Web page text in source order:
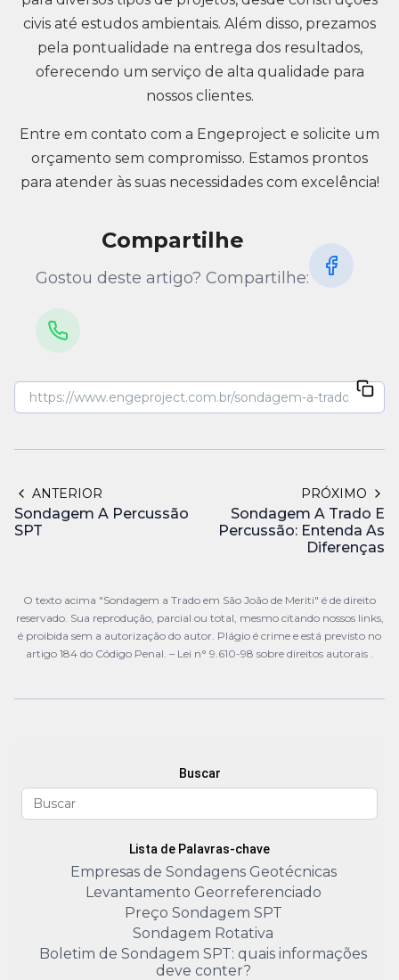
civis até estudos ambientais. Além disso, prezamos
pela pontualidade na entrega dos resultados,
oferecendo um serviço de alta qualidade para
nossos clientes.
Entre em contato com a Engeproject e solicite um
orçamento sem compromisso. Estamos prontos
para atender às suas necessidades com excelência!
Compartilhe
Gostou deste artigo? Compartilhe:
ANTERIOR
Sondagem A Percussão
SPT
PRÓXIMO
Sondagem A Trado E
Percussão: Entenda As
Diferenças
O texto acima "Sondagem a Trado em São João de Meriti" é de direito
reservado. Sua reprodução, parcial ou total, mesmo citando nossos links,
é proibida sem a autorização do autor. Plágio é crime e está previsto no
artigo 184 do Código Penal. – Lei n° 9.610-98 sobre direitos autorais .
Buscar
Lista de Palavras-chave
Empresas de Sondagens Geotécnicas
Levantamento Georreferenciado
Preço Sondagem SPT
Sondagem Rotativa
Boletim de Sondagem SPT: quais informações
deve conter?